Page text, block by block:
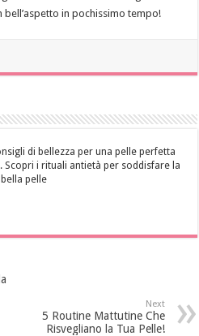
in pochissimo tempo!
di bellezza per una pelle perfetta
Scopri i rituali antietà per soddisfare la
pelle
Next
5 Routine Mattutine Che
Risvegliano la Tua Pelle!